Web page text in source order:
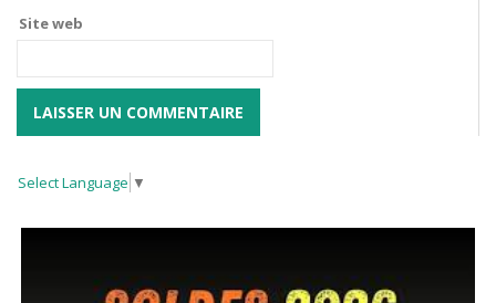
Site web
Select Language ▼